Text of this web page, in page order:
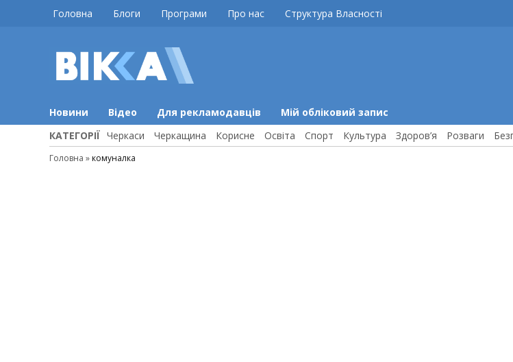
Головна Блоги Програми Про нас Структура Власності
Новини Відео Для рекламодавців Мій обліковий запис
КАТЕГОРІЇ Черкаси Черкащина Корисне Освіта Спорт Культура Здоров’я Розваги
Головна » комуналка